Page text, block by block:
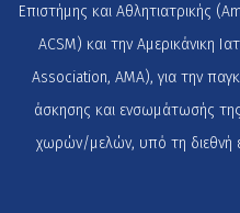
Επιστήμης και Αθλητιατρικής
ACSM) και την Αμερικάνικη
Association, AMA), για την
άσκησης και ενσωμάτωσής
χωρών/μελών, υπό τη διεθνή